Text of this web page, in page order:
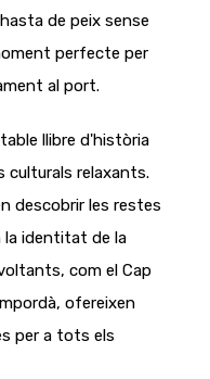
de peix sense
perfecte per
al port.
llibre d'història
culturals relaxants.
descobrir les restes
la identitat de la
com el Cap
ofereixen
per a tots els